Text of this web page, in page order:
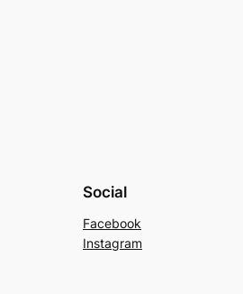
Social
Facebook
Instagram